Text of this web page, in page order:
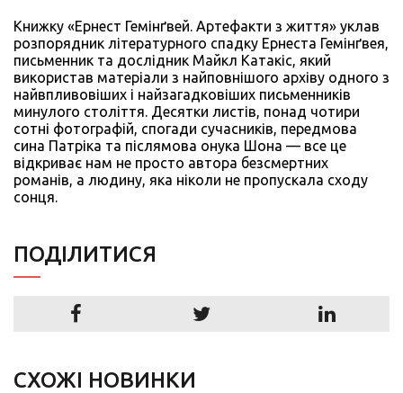
Книжку «Ернест Гемінґвей. Артефакти з життя» уклав
розпорядник літературного спадку Ернеста Гемінґвея,
письменник та дослідник Майкл Катакіс, який
використав матеріали з найповнішого архіву одного з
найвпливовіших і найзагадковіших письменників
минулого століття. Десятки листів, понад чотири
сотні фотографій, спогади сучасників, передмова
сина Патріка та післямова онука Шона — все це
відкриває нам не просто автора безсмертних
романів, а людину, яка ніколи не пропускала сходу
сонця.
ПОДIЛИТИСЯ
СХОЖІ НОВИНКИ